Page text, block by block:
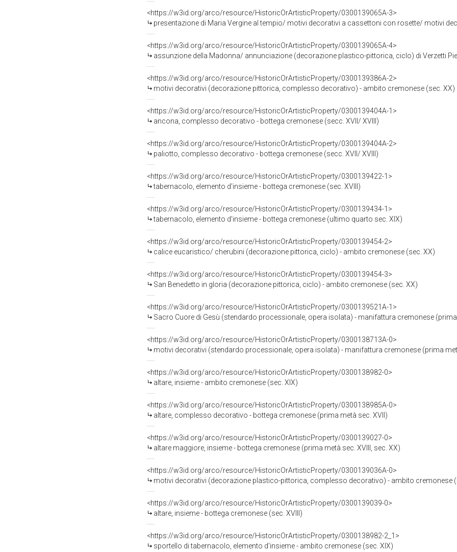
<https://w3id.org/arco/resource/HistoricOrArtisticProperty/0300139065A-3>
presentazione di Maria Vergine al tempio/ motivi decorativi a cassettoni con rosette/ motivi decorativi
<https://w3id.org/arco/resource/HistoricOrArtisticProperty/0300139065A-4>
assunzione della Madonna/ annunciazione (decorazione plastico-pittorica, ciclo) di Verzetti
<https://w3id.org/arco/resource/HistoricOrArtisticProperty/0300139386A-2>
motivi decorativi (decorazione pittorica, complesso decorativo) - ambito cremonese (sec. XX)
<https://w3id.org/arco/resource/HistoricOrArtisticProperty/0300139404A-1>
ancona, complesso decorativo - bottega cremonese (secc. XVII/ XVIII)
<https://w3id.org/arco/resource/HistoricOrArtisticProperty/0300139404A-2>
paliotto, complesso decorativo - bottega cremonese (secc. XVII/ XVIII)
<https://w3id.org/arco/resource/HistoricOrArtisticProperty/0300139422-1>
tabernacolo, elemento d'insieme - bottega cremonese (sec. XVIII)
<https://w3id.org/arco/resource/HistoricOrArtisticProperty/0300139434-1>
tabernacolo, elemento d'insieme - bottega cremonese (ultimo quarto sec. XIX)
<https://w3id.org/arco/resource/HistoricOrArtisticProperty/0300139454-2>
calice eucaristico/ cherubini (decorazione pittorica, ciclo) - ambito cremonese (sec. XX)
<https://w3id.org/arco/resource/HistoricOrArtisticProperty/0300139454-3>
San Benedetto in gloria (decorazione pittorica, ciclo) - ambito cremonese (sec. XX)
<https://w3id.org/arco/resource/HistoricOrArtisticProperty/0300139521A-1>
Sacro Cuore di Gesù (stendardo processionale, opera isolata) - manifattura cremonese
<https://w3id.org/arco/resource/HistoricOrArtisticProperty/0300138713A-0>
motivi decorativi (stendardo processionale, opera isolata) - manifattura cremonese (prima
<https://w3id.org/arco/resource/HistoricOrArtisticProperty/0300138982-0>
altare, insieme - ambito cremonese (sec. XIX)
<https://w3id.org/arco/resource/HistoricOrArtisticProperty/0300138985A-0>
altare, complesso decorativo - bottega cremonese (prima metà sec. XVII)
<https://w3id.org/arco/resource/HistoricOrArtisticProperty/0300139027-0>
altare maggiore, insieme - bottega cremonese (prima metà sec. XVIII, sec. XX)
<https://w3id.org/arco/resource/HistoricOrArtisticProperty/0300139036A-0>
motivi decorativi (decorazione plastico-pittorica, complesso decorativo) - ambito cremonese
<https://w3id.org/arco/resource/HistoricOrArtisticProperty/0300139039-0>
altare, insieme - bottega cremonese (sec. XVIII)
<https://w3id.org/arco/resource/HistoricOrArtisticProperty/0300138982-2_1>
sportello di tabernacolo, elemento d'insieme - ambito cremonese (sec. XIX)